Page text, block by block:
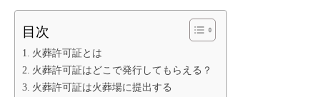
目次
火葬許可証とは
火葬許可証はどこで発行してもらえる？
火葬許可証は火葬場に提出する